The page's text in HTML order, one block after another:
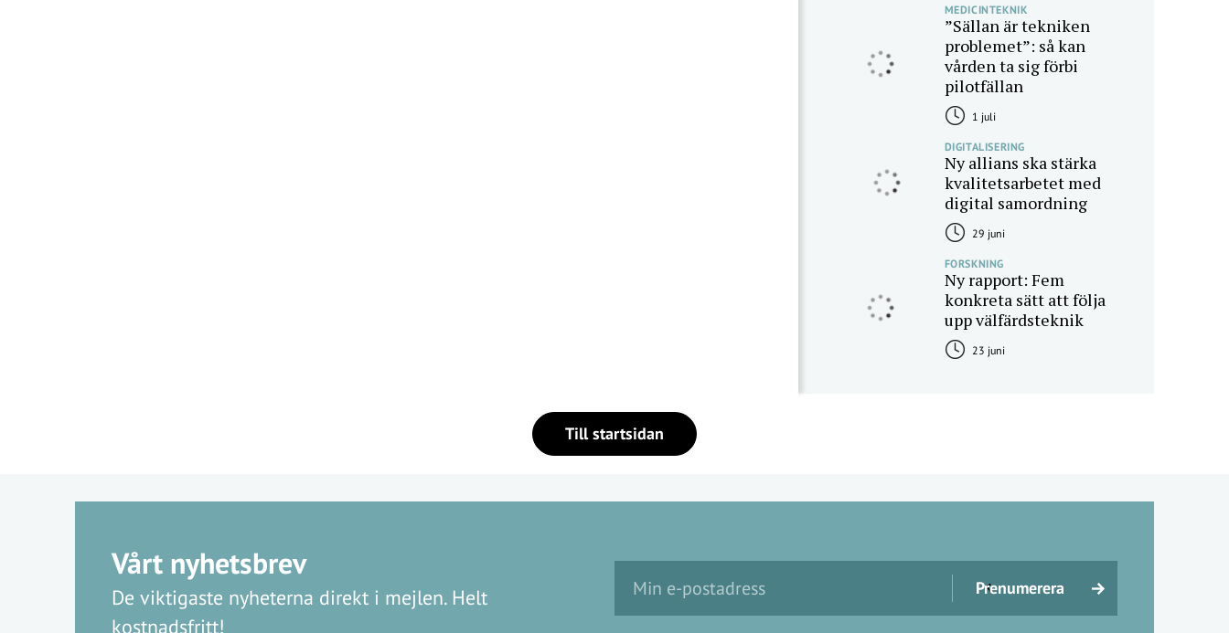
MEDICINTEKNIK
”Sällan är tekniken
problemet”: så kan
vården ta sig förbi
pilotfällan
1 juli
DIGITALISERING
Ny allians ska stärka
kvalitetsarbetet med
digital samordning
29 juni
FORSKNING
Ny rapport: Fem
konkreta sätt att följa
upp välfärdsteknik
23 juni
Till startsidan
Vårt nyhetsbrev
De viktigaste nyheterna direkt i mejlen. Helt
kostnadsfritt!